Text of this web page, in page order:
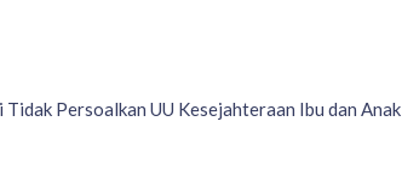
Persoalkan UU Kesejahteraan Ibu dan Anak